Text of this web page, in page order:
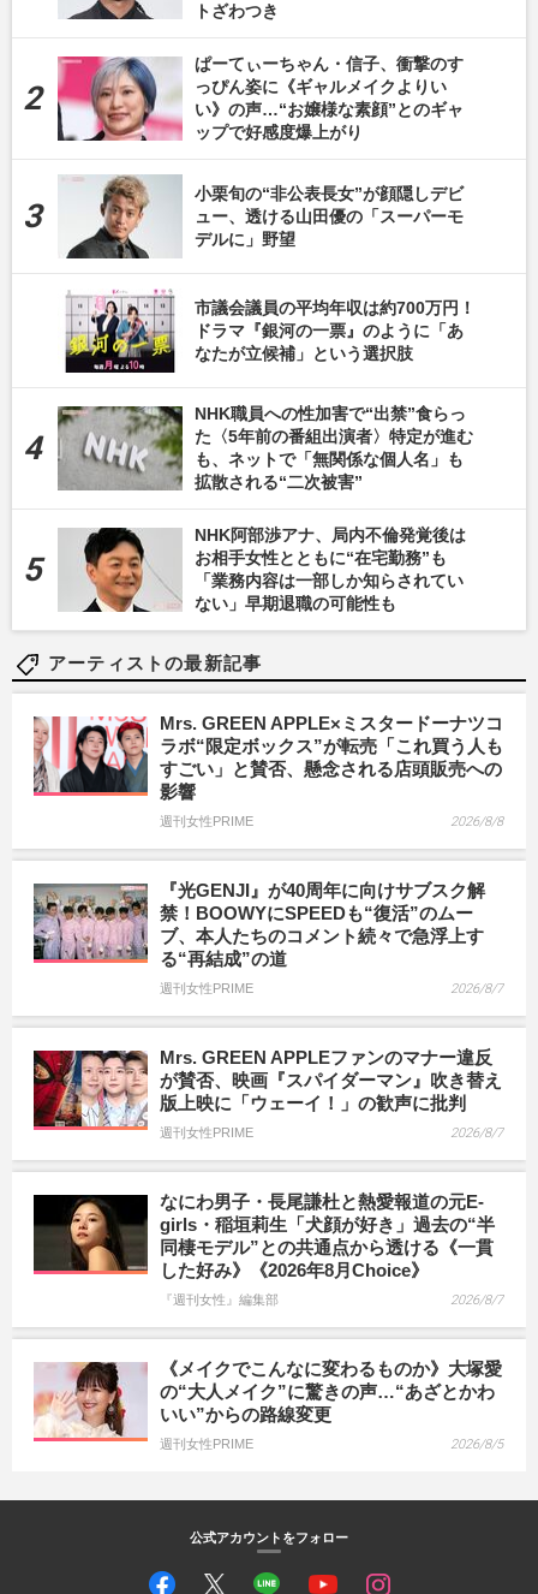
トざわつき
ぱーてぃーちゃん・信子、衝撃のす
っぴん姿に《ギャルメイクよりい
い》の声…“お嬢様な素顔”とのギャ
ップで好感度爆上がり
小栗旬の“非公表長女”が顔隠しデビ
ュー、透ける山田優の「スーパーモ
デルに」野望
市議会議員の平均年収は約700万円！
ドラマ『銀河の一票』のように「あ
なたが立候補」という選択肢
NHK職員への性加害で“出禁”食らっ
た〈5年前の番組出演者〉特定が進む
も、ネットで「無関係な個人名」も
拡散される“二次被害”
NHK阿部渉アナ、局内不倫発覚後は
お相手女性とともに“在宅勤務”も
「業務内容は一部しか知らされてい
ない」早期退職の可能性も
アーティストの最新記事
Mrs. GREEN APPLE×ミスタードーナツコ
ラボ“限定ボックス”が転売「これ買う人も
すごい」と賛否、懸念される店頭販売への
影響
週刊女性PRIME 2026/8/8
『光GENJI』が40周年に向けサブスク解
禁！BOOWYにSPEEDも“復活”のムー
ブ、本人たちのコメント続々で急浮上す
る“再結成”の道
週刊女性PRIME 2026/8/7
Mrs. GREEN APPLEファンのマナー違反
が賛否、映画『スパイダーマン』吹き替え
版上映に「ウェーイ！」の歓声に批判
週刊女性PRIME 2026/8/7
なにわ男子・長尾謙杜と熱愛報道の元E-
girls・稲垣莉生「犬顔が好き」過去の“半
同棲モデル”との共通点から透ける《一貫
した好み》《2026年8月Choice》
『週刊女性』編集部 2026/8/7
《メイクでこんなに変わるものか》大塚愛
の“大人メイク”に驚きの声…“あざとかわ
いい”からの路線変更
週刊女性PRIME 2026/8/5
公式アカウントをフォロー